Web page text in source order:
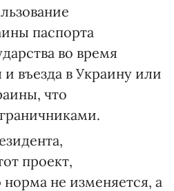
паспорта
во время
въезда в Украину или
что
проект,
не изменяется, а